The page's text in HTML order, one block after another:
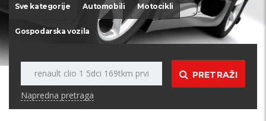
Sve kategorije Automobili Motocikli
Gospodarska vozila
PRETRAŽI
Napredna pretraga